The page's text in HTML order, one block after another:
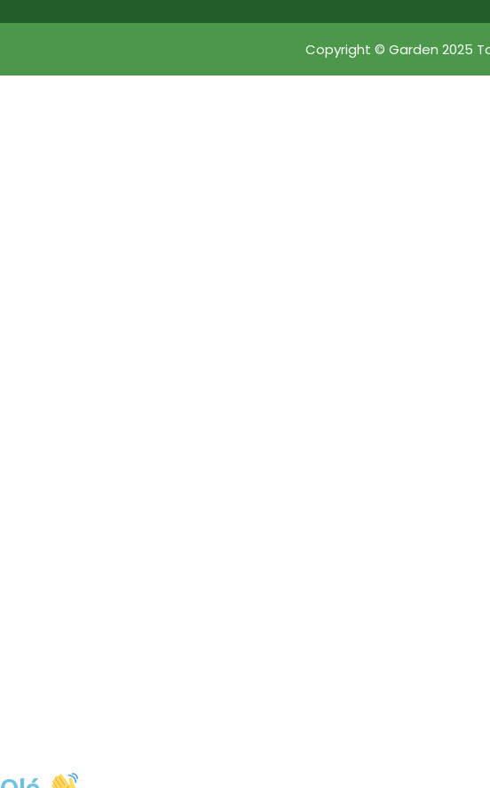
Copyright © Garden 2025